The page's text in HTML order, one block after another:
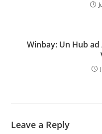
Winbay: Un Hub
Leave a Reply